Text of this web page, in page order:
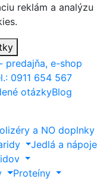
reklám a analýzu
predajňa, e-shop
0911 654 567
otázkyBlog
a NO doplnky
Jedlá a nápoje
Proteíny